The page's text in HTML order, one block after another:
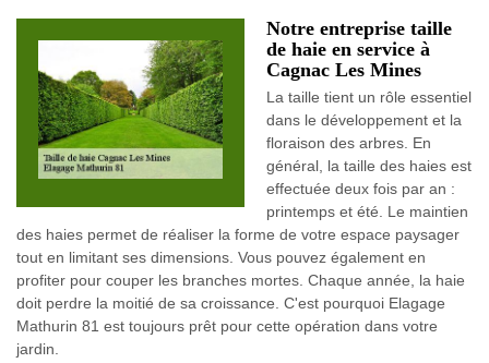
Notre entreprise taille
de haie en service à
Cagnac Les Mines
La taille tient un rôle essentiel
dans le développement et la
floraison des arbres. En
général, la taille des haies est
effectuée deux fois par an :
printemps et été. Le maintien
des haies permet de réaliser la forme de votre espace paysager
tout en limitant ses dimensions. Vous pouvez également en
profiter pour couper les branches mortes. Chaque année, la haie
doit perdre la moitié de sa croissance. C'est pourquoi Elagage
Mathurin 81 est toujours prêt pour cette opération dans votre
jardin.